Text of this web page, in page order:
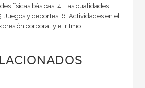
físicas básicas. 4. Las cualidades
Juegos y deportes. 6. Actividades en el
corporal y el ritmo.